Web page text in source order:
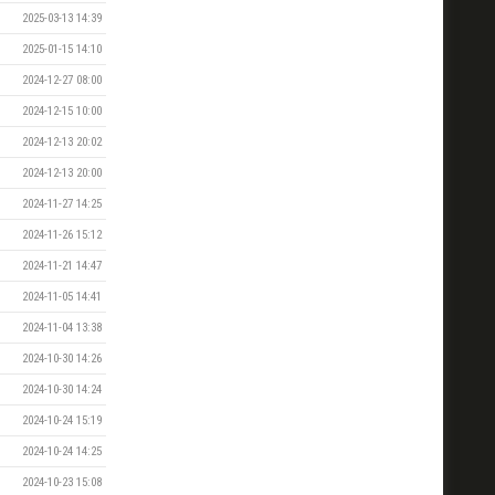
2025-03-13 14:39
2025-01-15 14:10
2024-12-27 08:00
2024-12-15 10:00
2024-12-13 20:02
2024-12-13 20:00
2024-11-27 14:25
2024-11-26 15:12
2024-11-21 14:47
2024-11-05 14:41
2024-11-04 13:38
2024-10-30 14:26
2024-10-30 14:24
2024-10-24 15:19
2024-10-24 14:25
2024-10-23 15:08